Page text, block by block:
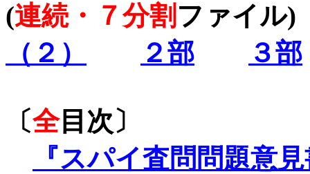
(連続・７分割 ファイル)
（２）
２部 ３部
〔全目次〕
『スパイ査問問題意